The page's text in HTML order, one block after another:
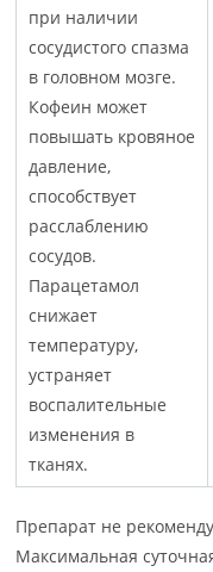
при наличии
сосудистого спазма
в головном мозге.
Кофеин может
повышать кровяное
давление,
способствует
расслаблению
сосудов.
Парацетамол
снижает
температуру,
устраняет
воспалительные
изменения в
тканях.
Препарат не
Максимальная